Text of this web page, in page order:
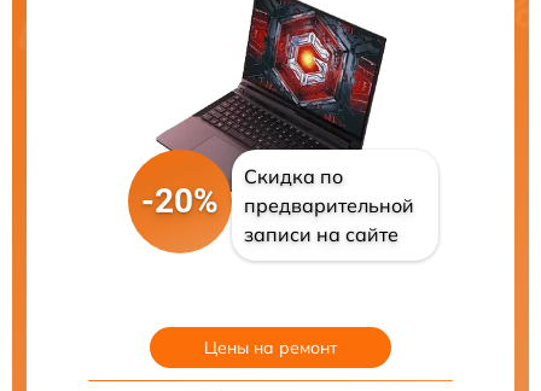
-20%
Скидка по
предварительной
записи на сайте
Цены на ремонт